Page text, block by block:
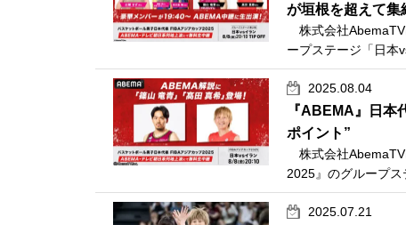
が垣根を超えて集
株式会社AbemaTV
ープステージ「日本
2025.08.04
『ABEMA』日
ポイント”
株式会社AbemaTV
2025』のグループス
2025.07.21